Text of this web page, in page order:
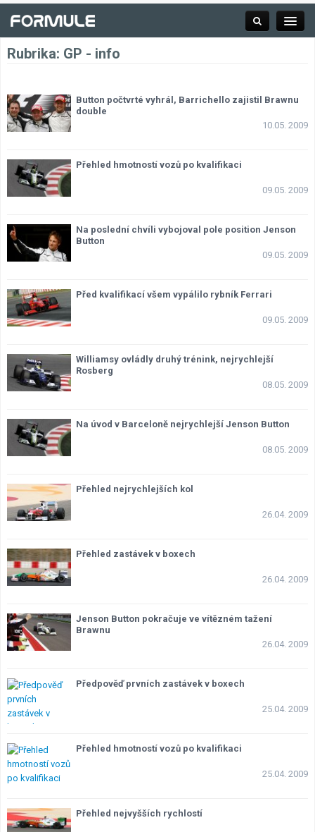
Týmy a jezdci F1
Okruhy F1
Rubrika: GP - info
Button počtvrté vyhrál, Barrichello zajistil Brawnu
double
10.05. 2009
Přehled hmotností vozů po kvalifikaci
09.05. 2009
Na poslední chvíli vybojoval pole position Jenson
Button
09.05. 2009
Před kvalifikací všem vypálilo rybník Ferrari
09.05. 2009
Williamsy ovládly druhý trénink, nejrychlejší
Rosberg
08.05. 2009
Na úvod v Barceloně nejrychlejší Jenson Button
08.05. 2009
Přehled nejrychlejších kol
26.04. 2009
Přehled zastávek v boxech
26.04. 2009
Jenson Button pokračuje ve vítězném tažení
Brawnu
26.04. 2009
Předpověď prvních zastávek v boxech
25.04. 2009
Přehled hmotností vozů po kvalifikaci
25.04. 2009
Přehled nejvyšších rychlostí